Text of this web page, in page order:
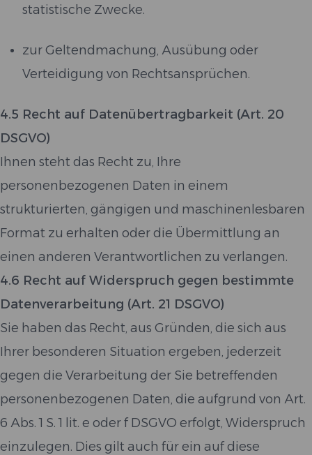
statistische Zwecke.
zur Geltendmachung, Ausübung oder
Verteidigung von Rechtsansprüchen.
4.5 Recht auf Datenübertragbarkeit (Art. 20
DSGVO)
Ihnen steht das Recht zu, Ihre
personenbezogenen Daten in einem
strukturierten, gängigen und maschinenlesbaren
Format zu erhalten oder die Übermittlung an
einen anderen Verantwortlichen zu verlangen.
4.6 Recht auf Widerspruch gegen bestimmte
Datenverarbeitung (Art. 21 DSGVO)
Sie haben das Recht, aus Gründen, die sich aus
Ihrer besonderen Situation ergeben, jederzeit
gegen die Verarbeitung der Sie betreffenden
personenbezogenen Daten, die aufgrund von Art.
6 Abs. 1 S. 1 lit. e oder f DSGVO erfolgt, Widerspruch
einzulegen. Dies gilt auch für ein auf diese